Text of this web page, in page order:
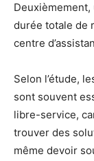
durée totale de
centre
Selon l’étude,
sont souvent
libre-service,
trouver des
même devoir